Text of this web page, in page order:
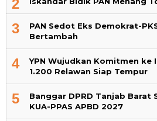
2
3
PAN Sedot Eks Demokrat-
Bertambah
4
YPN Wujudkan Komitmen ke
1.200 Relawan Siap Tempur
5
Banggar DPRD Tanjab Barat
KUA-PPAS APBD 2027